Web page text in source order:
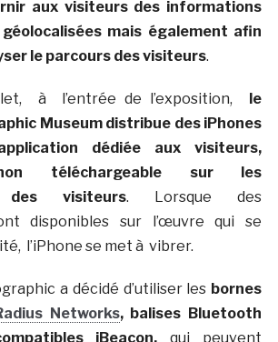
aux visiteurs des informations
mais également afin
le parcours des visiteurs.
à l’entrée de l’exposition, le
Museum distribue des iPhones
dédiée aux visiteurs,
téléchargeable sur les
des visiteurs. Lorsque des
disponibles sur l’œuvre qui se
l’iPhone se met à vibrer.
a décidé d’utiliser les bornes
Networks, balises Bluetooth
iBeacon, qui peuvent